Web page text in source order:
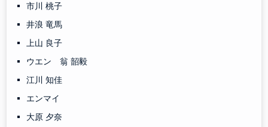
市川 桃子
井浪 竜馬
上山 良子
ウエン 翁 韶毅
江川 知佳
エンマイ
大原 夕奈